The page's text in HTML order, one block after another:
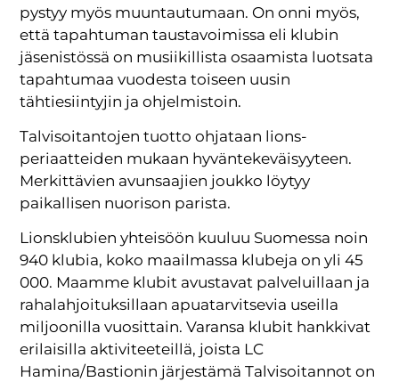
pystyy myös muuntautumaan. On onni myös,
että tapahtuman taustavoimissa eli klubin
jäsenistössä on musiikillista osaamista luotsata
tapahtumaa vuodesta toiseen uusin
tähtiesiintyjin ja ohjelmistoin.
Talvisoitantojen tuotto ohjataan lions-
periaatteiden mukaan hyväntekeväisyyteen.
Merkittävien avunsaajien joukko löytyy
paikallisen nuorison parista.
Lionsklubien yhteisöön kuuluu Suomessa noin
940 klubia, koko maailmassa klubeja on yli 45
000. Maamme klubit avustavat palveluillaan ja
rahalahjoituksillaan apuatarvitsevia useilla
miljoonilla vuosittain. Varansa klubit hankkivat
erilaisilla aktiviteeteillä, joista LC
Hamina/Bastionin järjestämä Talvisoitannot on